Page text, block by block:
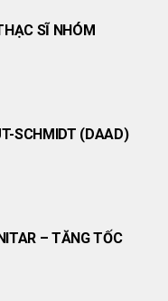
SĨ NHÓM
SCHMIDT (DAAD)
– TĂNG TỐC